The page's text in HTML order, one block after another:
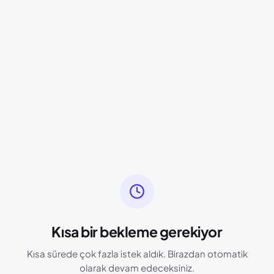
Kısa bir bekleme gerekiyor
Kısa sürede çok fazla istek aldık. Birazdan otomatik
olarak devam edeceksiniz.